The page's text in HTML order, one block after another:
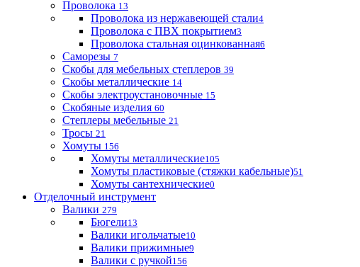
Проволока 13
Проволока из нержавеющей стали4
Проволока с ПВХ покрытием3
Проволока стальная оцинкованная6
Саморезы 7
Скобы для мебельных степлеров 39
Скобы металлические 14
Скобы электроустановочные 15
Скобяные изделия 60
Степлеры мебельные 21
Тросы 21
Хомуты 156
Хомуты металлические105
Хомуты пластиковые (стяжки кабельные)51
Хомуты сантехнические0
Отделочный инструмент
Валики 279
Бюгели13
Валики игольчатые10
Валики прижимные9
Валики с ручкой156